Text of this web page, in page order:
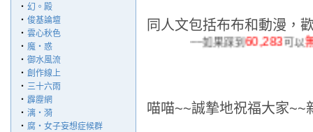
‧ 幻。殿
‧ 俊基論壇
‧ 雲心秋色
‧ 魔‧惑
‧ 御水風流
‧ 創作線上
‧ 三十六雨
‧ 霹靂網
‧ 漓‧漪
‧ 腐‧女子妄想症候群
同人文包括布布和動漫，
~~如果踩到60,283可
喵喵~~誠摯地祝福大家~~